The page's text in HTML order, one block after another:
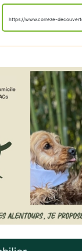
https://www.correze-